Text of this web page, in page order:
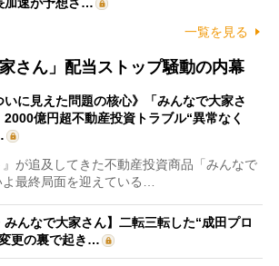
一覧を見る
家さん」配当ストップ騒動の内幕
いに見えた問題の核心》「みんなで大家さ
2000億円超不動産投資トラブル“異常なく
が追及してきた不動産投資商品「みんなで
最終局面を迎えている…
みんなで大家さん】二転三転した“成田プロ
更の裏で起き…